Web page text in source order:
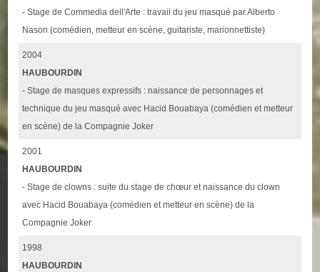
- Stage de Commedia dell'Arte : travail du jeu masqué par Alberto
Nason (comédien, metteur en scène, guitariste, marionnettiste)
2004
HAUBOURDIN
- Stage de masques expressifs : naissance de personnages et
technique du jeu masqué avec Hacid Bouabaya (comédien et metteur
en scène) de la Compagnie Joker
2001
HAUBOURDIN
- Stage de clowns : suite du stage de chœur et naissance du clown
avec Hacid Bouabaya (comédien et metteur en scène) de la
Compagnie Joker
1998
HAUBOURDIN